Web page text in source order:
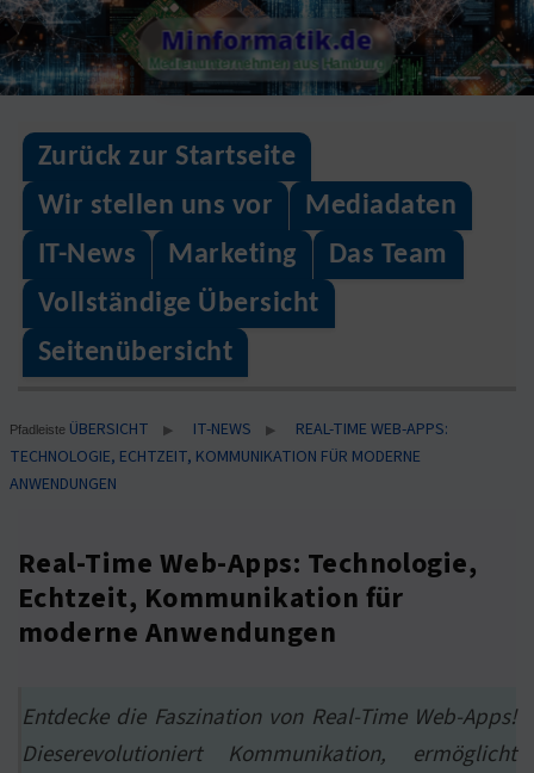
Skip
to
content
Minformatik.de
Medienunternehmen aus Hamburg
Zurück zur Startseite
Wir stellen uns vor
Mediadaten
IT-News
Marketing
Das Team
Vollständige Übersicht
Seitenübersicht
Pfadleiste ÜBERSICHT ▶ IT-NEWS ▶
REAL-TIME WEB-APPS:
TECHNOLOGIE, ECHTZEIT, KOMMUNIKATION FÜR MODERNE
ANWENDUNGEN
Real-Time Web-Apps: Technologie,
Echtzeit, Kommunikation für
moderne Anwendungen
Entdecke die Faszination von Real-Time Web-Apps!
Dieserevolutioniert Kommunikation, ermöglicht